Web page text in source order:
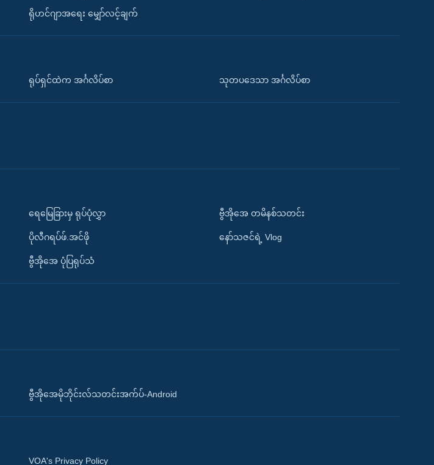
ရိုဟင်ဂျာအရေး မျှော်လင့်ချက်
ရုပ်ရှင်ထဲက အင်္ဂလိပ်စာ သုတပဒေသာ အင်္ဂလိပ်စာ
ရေမြေခြားမှ ရုပ်ပုံလွှာ
ပိုလီဂရပ်ဖ်.အင်ဖို
ဗွီအိုအေ ပုံပြရုပ်သံ
ဗွီအိုအေ တမိနစ်သတင်း
နော်သဇင်ရဲ့ Vlog
ဗွီအိုအေမိုဘိုင်းလ်သတင်းအက်ပ်-Android
VOA's Privacy Policy